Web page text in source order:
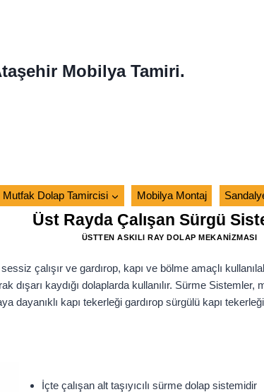
Mobilya Tamiri.
Mutfak Dolap Tamircisi Mobilya Montaj
Üst Rayda Çalışan Sürgü
ÜSTTEN ASKILI RAY DOLAP MEKANIZMASI
çalışır ve gardırop, kapı ve bölme amaçlı
dışarı kaydığı dolaplarda kullanılır. Sürme
dayanıklı kapı tekerleği gardırop sürgülü kapı
İçte çalışan alt taşıyıcılı sürme dolap sistemidir